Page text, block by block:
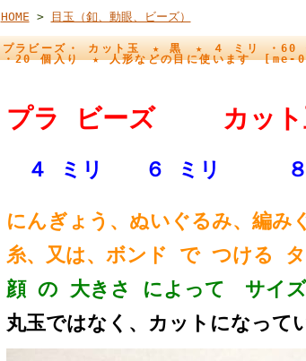
HOME > 目玉（釦、動眼、ビーズ）
プラビーズ・ カット玉 ★ 黒 ★ ４ ミリ ・
・20 個入り ★ 人形などの目に使います [me-
プラ ビーズ カ
４ ミリ ６ ミリ ８
にんぎょう、ぬいぐるみ、編み
糸、又は、ボンド で つける タ
顔 の 大きさ によって サイズ
丸玉ではなく、カットになって